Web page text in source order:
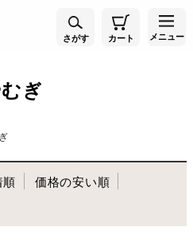
さがす カート メニュー
ぎ
順
価格の安い順